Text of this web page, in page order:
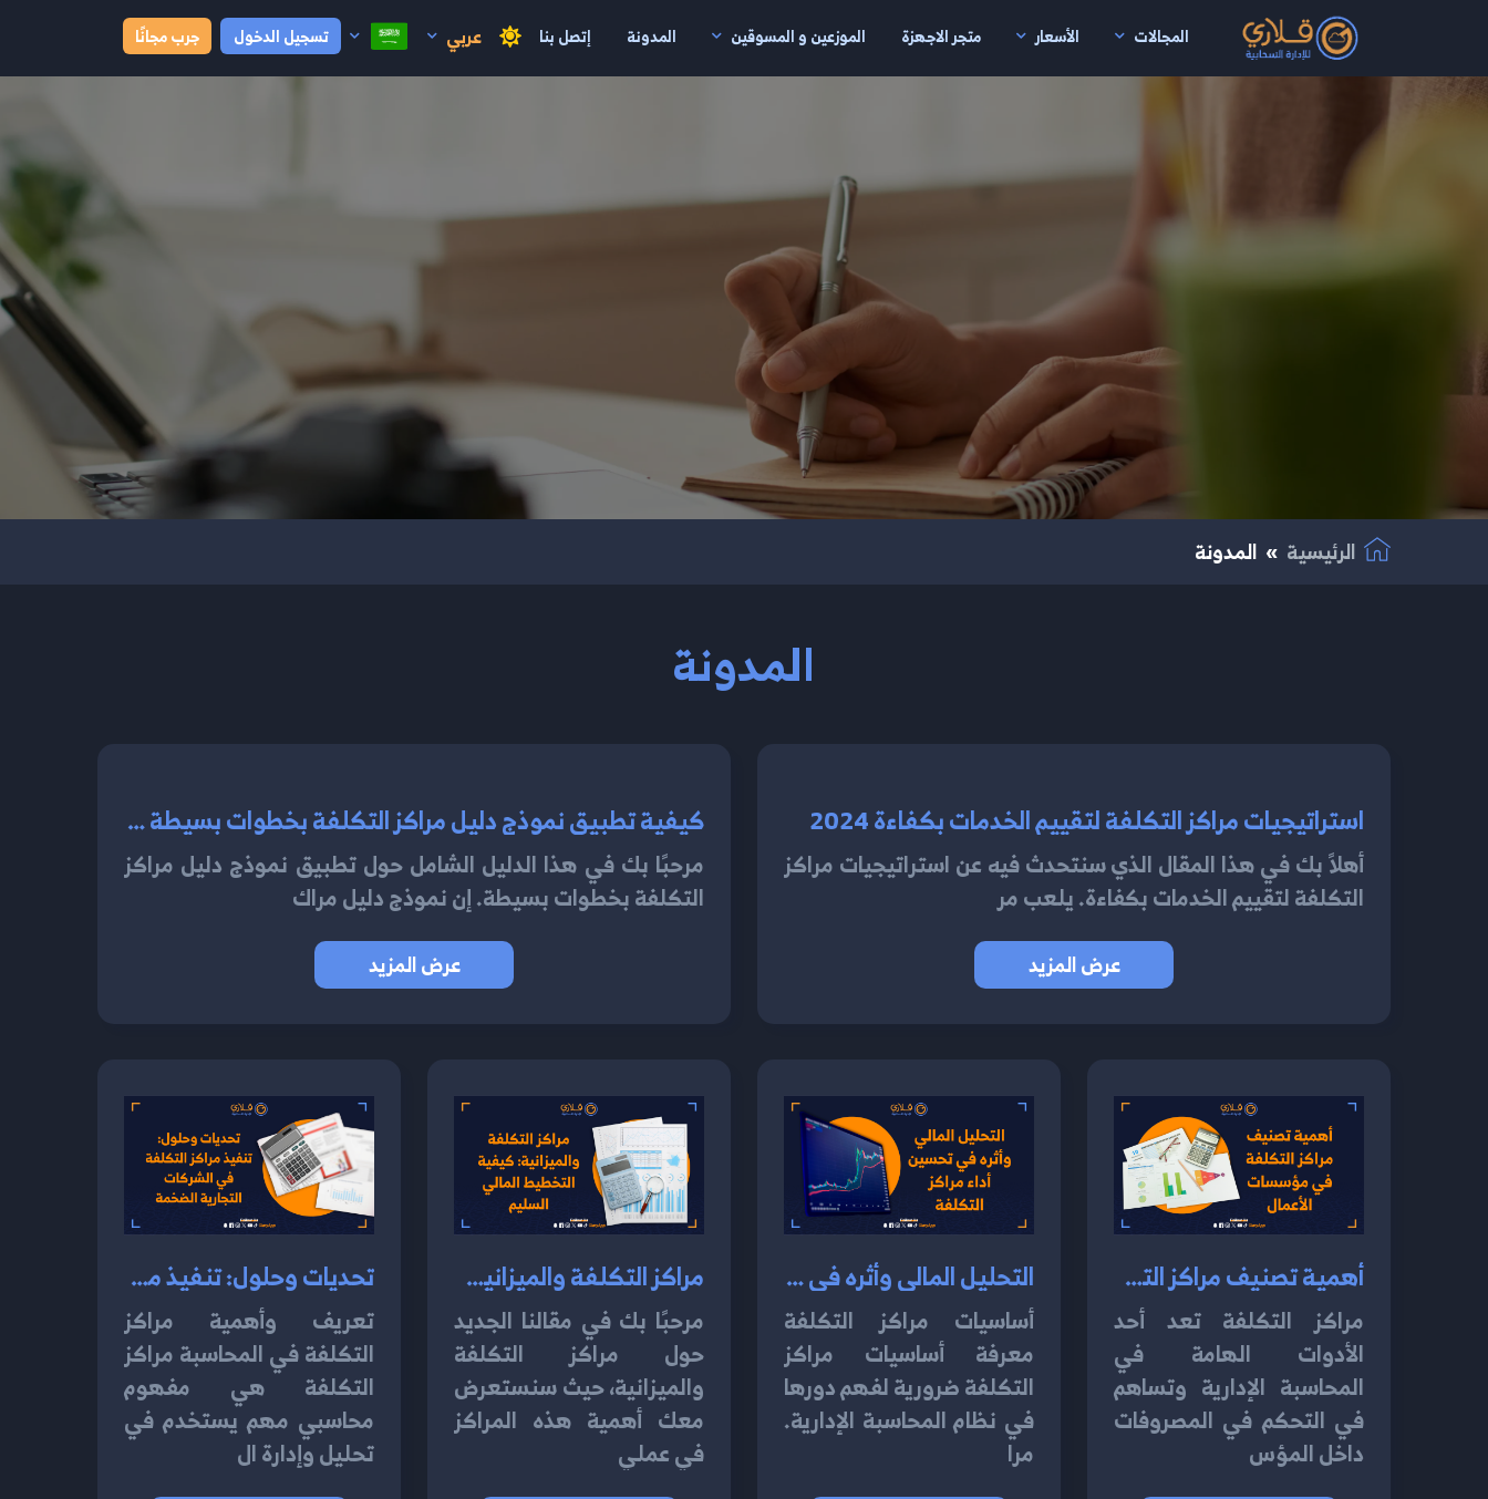
المجالات الأسعار متجر الاجهزة الموزعين و المسوقين المدونة إتصل بنا عربي تسجيل الدخول جرب مجانًا
انتقال إلى المحتوى الرئيسي
الرئيسية المدونة
المدونة
استراتيجيات مراكز التكلفة لتقييم الخدمات بكفاءة 2024
أهلاً بك في هذا المقال الذي سنتحدث فيه عن استراتيجيات مراكز
التكلفة لتقييم الخدمات بكفاءة. يلعب مر
عرض المزيد
كيفية تطبيق نموذج دليل مراكز التكلفة بخطوات بسيطة 2024
مرحبًا بك في هذا الدليل الشامل حول تطبيق نموذج دليل مراكز
التكلفة بخطوات بسيطة. إن نموذج دليل مراك
عرض المزيد
أهمية تصنيف مراكز التكلفة في مؤسسات الأعمال 2024
مراكز التكلفة تعد أحد
الأدوات الهامة في
المحاسبة الإدارية وتساهم
في التحكم في المصروفات
داخل المؤس
التحليل المالي وأثره في تحسين أداء مراكز التكلفة 2024
أساسيات مراكز التكلفة
معرفة أساسيات مراكز
التكلفة ضرورية لفهم دورها
في نظام المحاسبة الإدارية.
مرا
مراكز التكلفة والميزانية: كيفية التخطيط المالي السليم 2024
مرحبًا بك في مقالنا الجديد
حول مراكز التكلفة
والميزانية، حيث سنستعرض
معك أهمية هذه المراكز
في عملي
تحديات وحلول: تنفيذ مراكز التكلفة في الشركات التجارية الضخمة 2024
تعريف وأهمية مراكز
التكلفة في المحاسبة مراكز
التكلفة هي مفهوم
محاسبي مهم يستخدم في
تحليل وإدارة ال